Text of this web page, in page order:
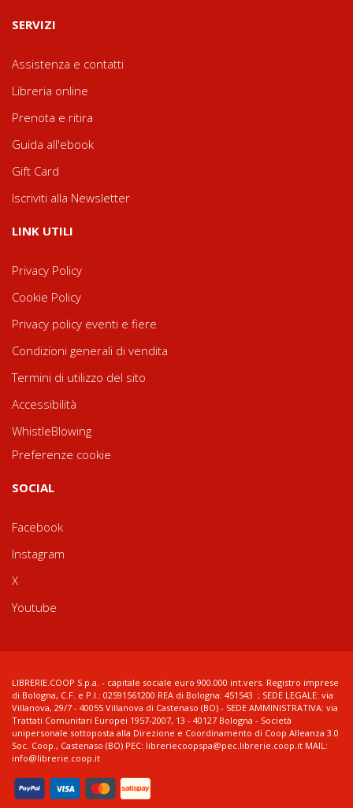
SERVIZI
Assistenza e contatti
Libreria online
Prenota e ritira
Guida all'ebook
Gift Card
Iscriviti alla Newsletter
LINK UTILI
Privacy Policy
Cookie Policy
Privacy policy eventi e fiere
Condizioni generali di vendita
Termini di utilizzo del sito
Accessibilità
WhistleBlowing
Preferenze cookie
SOCIAL
Facebook
Instagram
X
Youtube
LIBRERIE.COOP S.p.a. - capitale sociale euro 900.000 int.vers. Registro imprese
di Bologna, C.F. e P.I.: 02591561200 REA di Bologna: 451543 ; SEDE LEGALE: via
Villanova, 29/7 - 40055 Villanova di Castenaso (BO) - SEDE AMMINISTRATIVA: via
Trattati Comunitari Europei 1957-2007, 13 - 40127 Bologna - Società
unipersonale sottoposta alla Direzione e Coordinamento di Coop Alleanza 3.0
Soc. Coop., Castenaso (BO) PEC: libreriecoopspa@pec.librerie.coop.it MAIL:
info@librerie.coop.it